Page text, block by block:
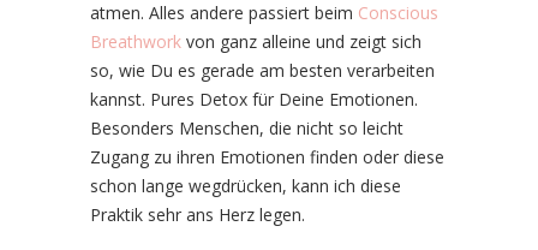
atmen. Alles andere passiert beim Conscious
Breathwork von ganz alleine und zeigt sich
so, wie Du es gerade am besten verarbeiten
kannst. Pures Detox für Deine Emotionen.
Besonders Menschen, die nicht so leicht
Zugang zu ihren Emotionen finden oder diese
schon lange wegdrücken, kann ich diese
Praktik sehr ans Herz legen.